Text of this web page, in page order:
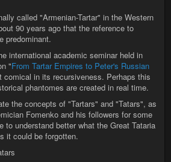
called "Armenian-Tartar" in the Western
90 years ago that the reference to
predominant.
international academic seminar held in
"From Tartar Empires to Peter's Russian
comical in its recursiveness. Perhaps this
phantomes are created in real time.
the concepts of "Tartars" and "Tatars", as
Fomenko and his followers for some
to understand better what the Great Tataria
it could be forgotten.